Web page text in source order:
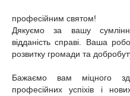
професійним святом!
Дякуємо за вашу
відданість справі. Ваша
розвитку громади та
Бажаємо вам міцного
професійних успіхів і